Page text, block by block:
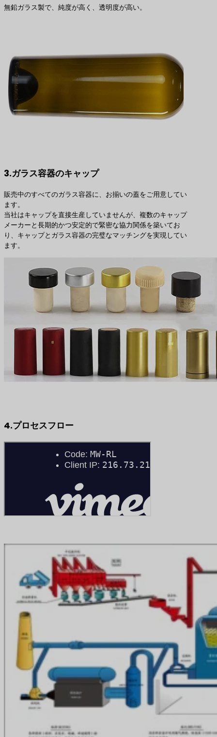
無鉛ガラス製で、純度が高く、透明度が高い。
3.ガラス容器のキャップ
販売中のすべてのガラス容器に、お揃いの蓋をご用意してい
ます。
当社はキャップを直接生産していませんが、複数のキャップ
メーカーと長期的かつ安定的で緊密な協力関係を築いてお
り、キャップとガラス容器の完璧なマッチングを実現してい
ます。
4.プロセスフロー